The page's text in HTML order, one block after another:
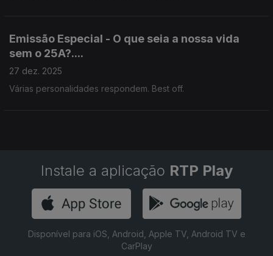
Emissão Especial - O que seia a nossa vida
sem o 25A?....
27 dez. 2025
Várias personalidades respondem. Best off.
Instale a aplicação RTP Play
Disponível para iOS, Android, Apple TV, Android TV e
CarPlay